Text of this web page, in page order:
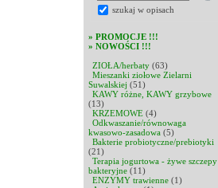
szukaj w opisach
» PROMOCJE !!!
» NOWOŚCI !!!
ZIOŁA/herbaty (63)
Mieszanki ziołowe Zielarni
Suwalskiej (51)
KAWY różne, KAWY grzybowe
(13)
KRZEMOWE (4)
Odkwaszanie/równowaga
kwasowo-zasadowa (5)
Bakterie probiotyczne/prebiotyki
(21)
Terapia jogurtowa - żywe szczepy
bakteryjne (11)
ENZYMY trawienne (1)